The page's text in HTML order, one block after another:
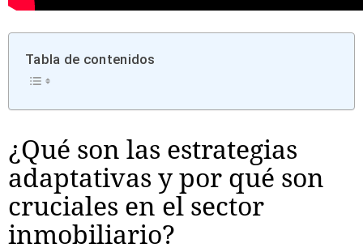
Tabla de contenidos
¿Qué son las estrategias
adaptativas y por qué son
cruciales en el sector
inmobiliario?